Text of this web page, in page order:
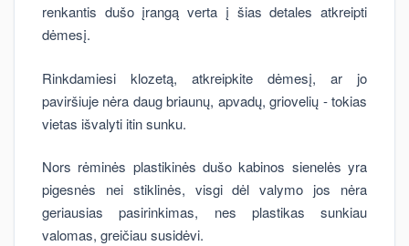
renkantis dušo įrangą verta į šias detales atkreipti
dėmesį.
Rinkdamiesi klozetą, atkreipkite dėmesį, ar jo
paviršiuje nėra daug briaunų, apvadų, griovelių - tokias
vietas išvalyti itin sunku.
Nors rėminės plastikinės dušo kabinos sienelės yra
pigesnės nei stiklinės, visgi dėl valymo jos nėra
geriausias pasirinkimas, nes plastikas sunkiau
valomas, greičiau susidėvi.